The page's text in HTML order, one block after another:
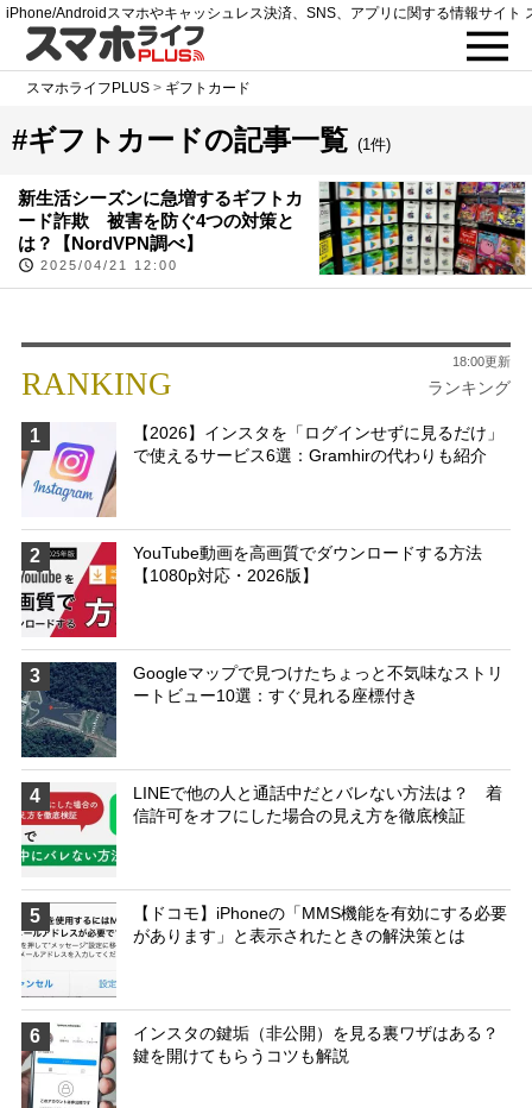
iPhone/Androidスマホやキャッシュレス決済、SNS、アプリに関する情報サイト
スマホライフPLUS > ギフトカード
#ギフトカードの記事一覧 (1件)
新生活シーズンに急増するギフトカ
ード詐欺 被害を防ぐ4つの対策と
は？【NordVPN調べ】
2025/04/21 12:00
RANKING ランキング
18:00更新
1
【2026】インスタを「ログインせずに見るだけ」
で使えるサービス6選：Gramhirの代わりも紹介
2
YouTube動画を高画質でダウンロードする方法
【1080p対応・2026版】
3
Googleマップで見つけたちょっと不気味なストリ
ートビュー10選：すぐ見れる座標付き
4
LINEで他の人と通話中だとバレない方法は？ 着
信許可をオフにした場合の見え方を徹底検証
5
【ドコモ】iPhoneの「MMS機能を有効にする必要
があります」と表示されたときの解決策とは
6
インスタの鍵垢（非公開）を見る裏ワザはある？
鍵を開けてもらうコツも解説